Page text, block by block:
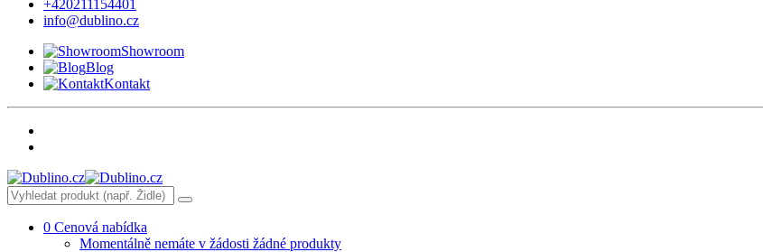
+420211154401
info@dublino.cz
Showroom
Blog
Kontakt
0 Cenová nabídka
Momentálně nemáte v žádosti žádné produkty